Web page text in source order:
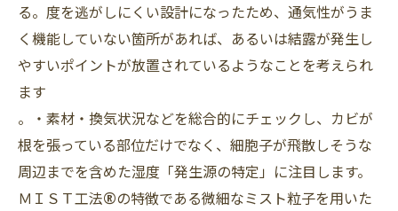
る。度を逃がしにくい設計になったため、通気性がうま
く機能していない箇所があれば、あるいは結露が発生し
やすいポイントが放置されているようなことを考えられ
ます
。・素材・換気状況などを総合的にチェックし、カビが
根を張っている部位だけでなく、細胞子が飛散しそうな
周辺までを含めた湿度「発生源の特定」に注目します。
ＭＩＳＴ工法®の特徴である微細なミスト粒子を用いた